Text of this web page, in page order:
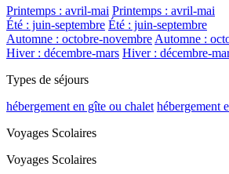
Printemps : avril-mai Printemps : avril-mai
Été : juin-septembre Été : juin-septembre
Automne : octobre-novembre Automne :
Hiver : décembre-mars Hiver : décembre-
Types de séjours
hébergement en gîte ou chalet hébergement
Voyages Scolaires
Voyages Scolaires